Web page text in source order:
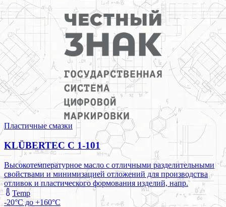
Пластичные смазки
KLÜBERTEC C 1-101
Высокотемпературное масло с отличными разделительными
свойствами и минимизацией отложений для производства
отливок и пластического формования изделий, напр.
Temp
-20°C до +160°C